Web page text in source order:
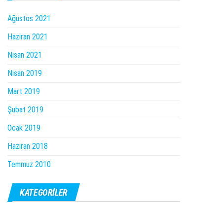
Ağustos 2021
Haziran 2021
Nisan 2021
Nisan 2019
Mart 2019
Şubat 2019
Ocak 2019
Haziran 2018
Temmuz 2010
KATEGORILER